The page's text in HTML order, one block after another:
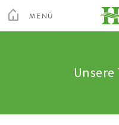
Menu
MENÜ
Herz-Kreislauf
Unsere Pflege